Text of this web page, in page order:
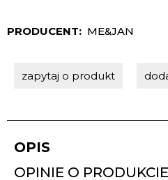
PRODUCENT: ME&JAN
zapytaj o produkt
OPIS
OPINIE O